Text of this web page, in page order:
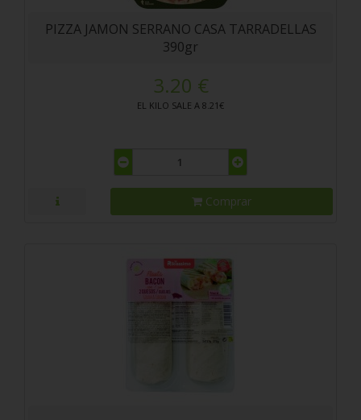
PIZZA JAMON SERRANO CASA TARRADELLAS
390gr
3.20 €
EL KILO SALE A 8.21€
Comprar